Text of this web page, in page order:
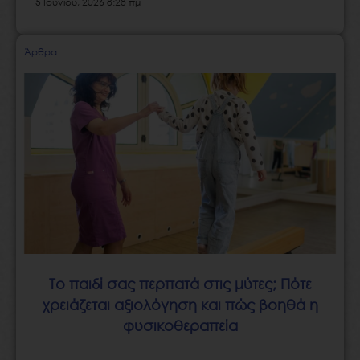
Άρθρα
Το παιδί σας περπατά στις μύτες; Πότε
χρειάζεται αξιολόγηση και πώς βοηθά η
φυσικοθεραπεία